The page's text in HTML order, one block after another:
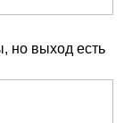
но выход есть